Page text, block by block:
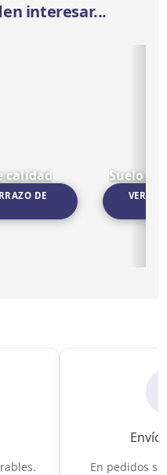
interesar...
calidad
DE
Suelo
VER
En pedidos